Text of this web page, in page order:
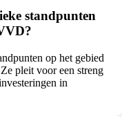
standpunten
op het gebied
pleit voor een streng
in